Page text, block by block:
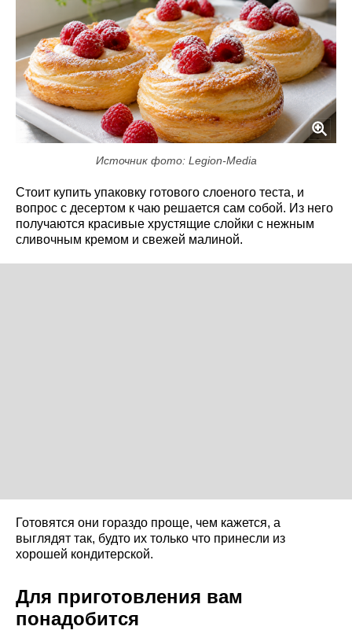
Источник фото: Legion-Media
Стоит купить упаковку готового слоеного теста, и
вопрос с десертом к чаю решается сам собой. Из него
получаются красивые хрустящие слойки с нежным
сливочным кремом и свежей малиной.
Готовятся они гораздо проще, чем кажется, а
выглядят так, будто их только что принесли из
хорошей кондитерской.
Для приготовления вам
понадобится